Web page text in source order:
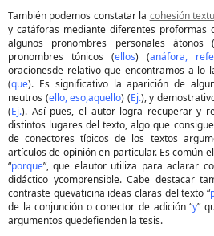
También podemos constatar la cohesión
y catáforas mediante diferentes proformas
algunos pronombres personales átonos (
pronombres tónicos (ellos) (anáfora,
oracionesde relativo que encontramos a lo
(que). Es significativo la aparición de
neutros (ello, eso,aquello) (Ej.), y
(Ej.). Así pues, el autor logra recuperar y
distintos lugares del texto, algo que
de conectores típicos de los textos
artículos de opinión en particular. Es común
“porque”, que elautor utiliza para aclarar
didáctico ycomprensible. Cabe destacar
contraste quevaticina ideas claras del texto “
de la conjunción o conector de adición “y”
argumentos quedefienden la tesis.